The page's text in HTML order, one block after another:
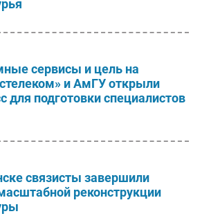
сервисы и цель на
и АмГУ открыли
для подготовки специалистов
связисты завершили
реконструкции